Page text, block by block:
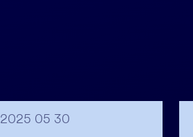
2025 05 30